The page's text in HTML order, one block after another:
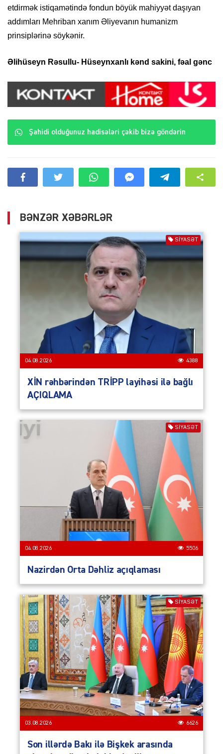
etdirmək istiqamətində fondun böyük mahiyyət daşıyan
addımları Mehriban xanım Əliyevanın humanizm
prinsiplərinə söykənir.
Əlihüseyn Rəsullu- Hüseynxanlı kənd sakini, fəal gənc
Şahidi olduğunuz hadisələri çəkib bizə göndərin
BƏNZƏR XƏBƏRLƏR
SIYASƏT
04.08.2026 4388
XİN rəhbərindən TRİPP layihəsi ilə bağlı
AÇIQLAMA
SIYASƏT
04.08.2026 5506
Nazirdən Orta Dəhliz açıqlaması
SIYASƏT
03.08.2026 6626
Son illərdə Bakı ilə Bişkek arasında